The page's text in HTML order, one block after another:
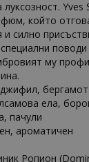
Yves
който
и силно
му
бергамот
ела,
пачули
ароматичен
Ропион